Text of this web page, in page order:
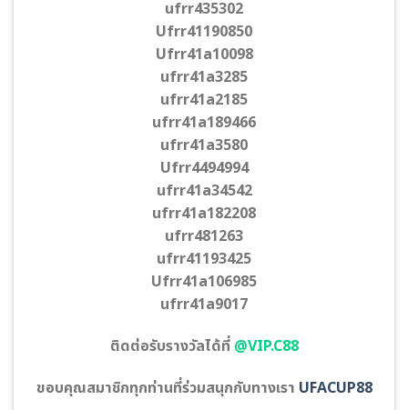
ufrr435302
Ufrr41190850
Ufrr41a10098
ufrr41a3285
ufrr41a2185
ufrr41a189466
ufrr41a3580
Ufrr4494994
ufrr41a34542
ufrr41a182208
ufrr481263
ufrr41193425
Ufrr41a106985
ufrr41a9017
ติดต่อรับรางวัลได้ที่ @VIP.C88
ขอบคุณสมาชิกทุกท่านที่ร่วมสนุกกับทางเรา UFACUP88